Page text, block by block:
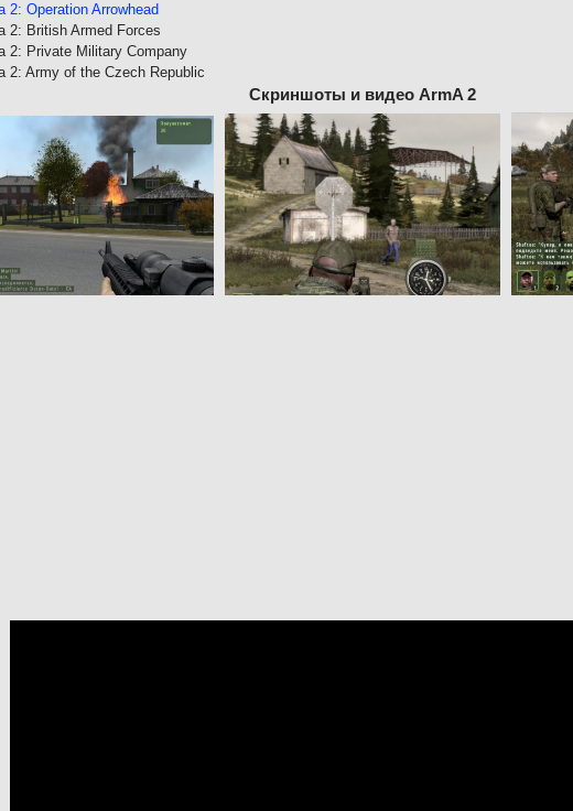
2: Operation Arrowhead
2: British Armed Forces
2: Private Military Company
2: Army of the Czech Republic
Скриншоты и видео ArmA 2